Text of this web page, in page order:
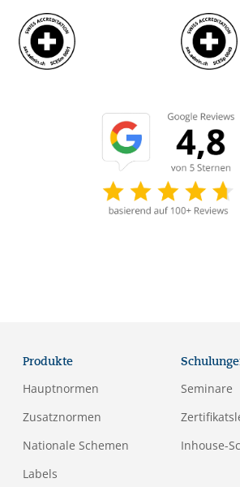
Produkte
Hauptnormen
Zusatznormen
Nationale Schemen
Labels
Seminare
Inhouse-